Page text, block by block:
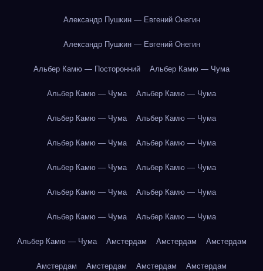
Александр Пушкин — Евгений Онегин
Александр Пушкин — Евгений Онегин
Альбер Камю — Посторонний Альбер Камю — Чума
Альбер Камю — Чума Альбер Камю — Чума
Альбер Камю — Чума Альбер Камю — Чума
Альбер Камю — Чума Альбер Камю — Чума
Альбер Камю — Чума Альбер Камю — Чума
Альбер Камю — Чума Альбер Камю — Чума
Альбер Камю — Чума Альбер Камю — Чума
Альбер Камю — Чума Амстердам Амстердам Амстердам
Амстердам Амстердам Амстердам Амстердам